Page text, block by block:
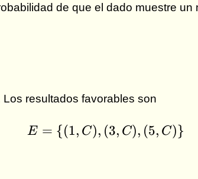
de que el dado muestre
resultados favorables son
E =
E = {(1, C), (3, C), (5, C)}